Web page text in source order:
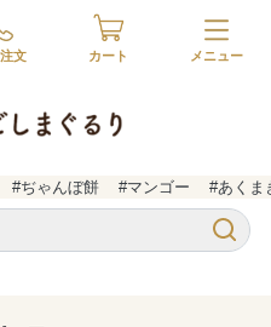
文 カート
#ぢゃんぼ餅 #マンゴー #あくま